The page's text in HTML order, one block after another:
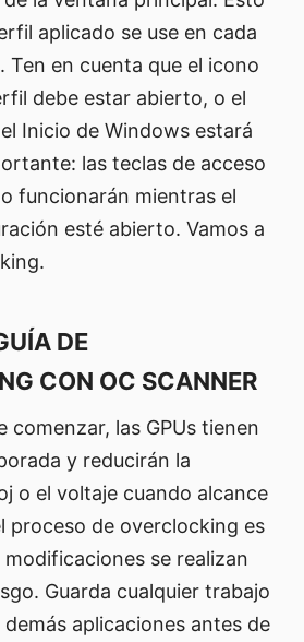
aplicado se use en cada
Ten en cuenta que el icono
debe estar abierto, o el
Inicio de Windows estará
las teclas de acceso
funcionarán mientras el
esté abierto. Vamos a
DE
CON OC SCANNER
comenzar, las GPUs tienen
y reducirán la
o el voltaje cuando alcance
proceso de overclocking es
se realizan
Guarda cualquier trabajo
aplicaciones antes de